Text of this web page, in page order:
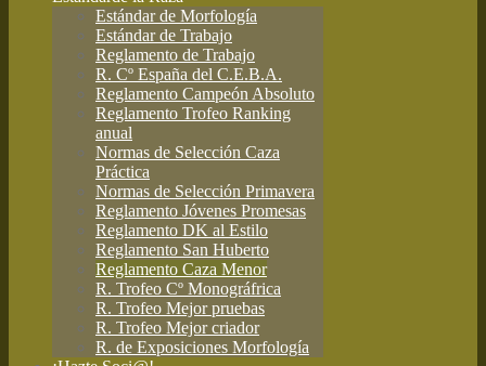
Estándar de Morfología
Estándar de Trabajo
Reglamento de Trabajo
R. Cº España del C.E.B.A.
Reglamento Campeón Absoluto
Reglamento Trofeo Ranking
anual
Normas de Selección Caza
Práctica
Normas de Selección Primavera
Reglamento Jóvenes Promesas
Reglamento DK al Estilo
Reglamento San Huberto
Reglamento Caza Menor
R. Trofeo Cº Monográfrica
R. Trofeo Mejor pruebas
R. Trofeo Mejor criador
R. de Exposiciones Morfología